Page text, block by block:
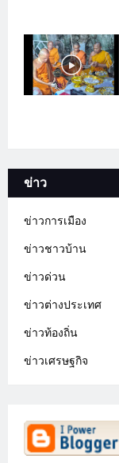
ข่าว
ข่าวการเมือง
ข่าวชาวบ้าน
ข่าวด่วน
ข่าวต่างประเทศ
ข่าวท้องถิ่น
ข่าวเศรษฐกิจ